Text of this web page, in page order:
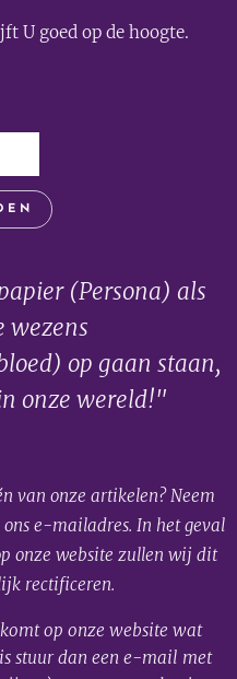
U goed op de hoogte.
(Persona) als
wezens
op gaan staan,
onze wereld!"
van onze artikelen? Neem
e-mailadres. In het geval
onze website zullen wij dit
rectificeren.
op onze website wat
stuur dan een e-mail met